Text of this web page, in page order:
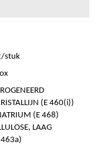
stuk
(E 460(i))
(E 468)
LAAG
463a)